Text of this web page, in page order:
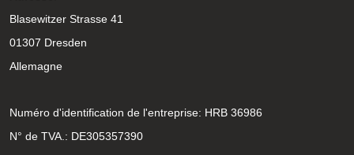
Blasewitzer Strasse 41
01307 Dresden
Allemagne
Numéro d'identification de l'entreprise: HRB 36986
N° de TVA.: DE305357390